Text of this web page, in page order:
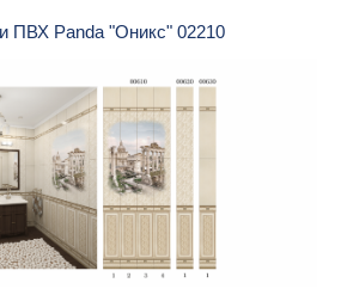
ПВХ Panda "Оникс" 02210